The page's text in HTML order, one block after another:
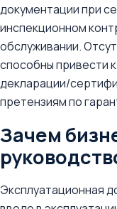
документации при
инспекционном
обслуживании.
способны привести
декларации/
претензиям по
Зачем
Эксплуатационная